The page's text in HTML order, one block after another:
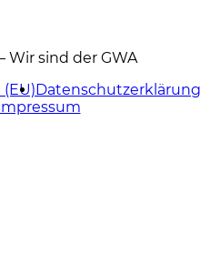
Wir sind der GWA
Datenschutzerklärung
Impressum